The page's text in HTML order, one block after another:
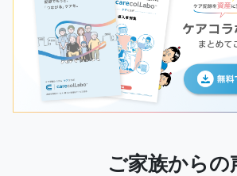
ご家族からの